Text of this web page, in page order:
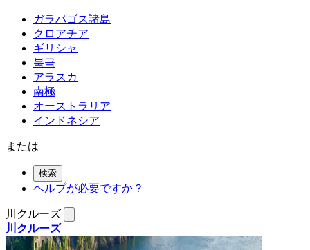
ガラパゴス諸島
クロアチア
ギリシャ
북극
アラスカ
南極
オーストラリア
インドネシア
または
検索
ヘルプが必要ですか？
川クルーズ
川クルーズ